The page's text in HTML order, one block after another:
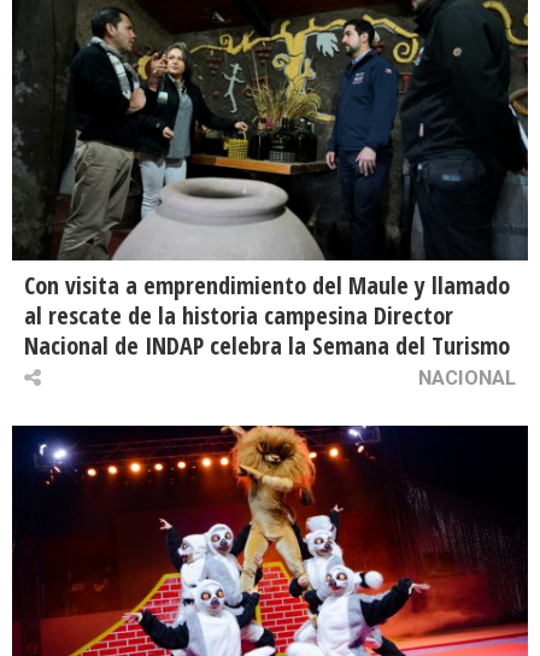
Con visita a emprendimiento del Maule y llamado
al rescate de la historia campesina Director
Nacional de INDAP celebra la Semana del Turismo
NACIONAL